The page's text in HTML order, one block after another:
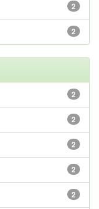
2
2
2
2
2
2
2